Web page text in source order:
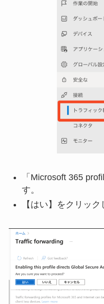
「Microsoft 365
す。
【はい】をクリッ